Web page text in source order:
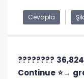
Cevapla
????????
Continue ⭐→